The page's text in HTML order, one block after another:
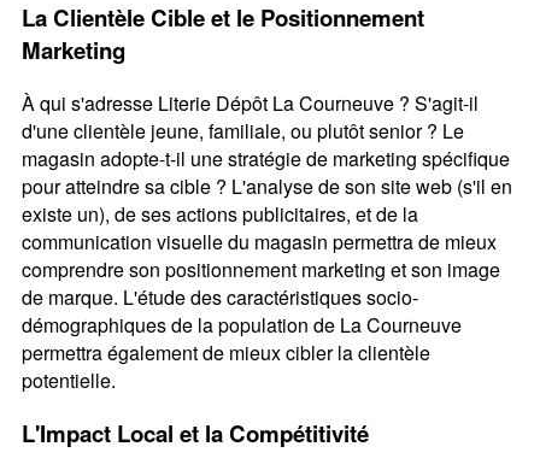
La Clientèle Cible et le Positionnement
Marketing
À qui s'adresse Literie Dépôt La Courneuve ? S'agit-il
d'une clientèle jeune, familiale, ou plutôt senior ? Le
magasin adopte-t-il une stratégie de marketing spécifique
pour atteindre sa cible ? L'analyse de son site web (s'il en
existe un), de ses actions publicitaires, et de la
communication visuelle du magasin permettra de mieux
comprendre son positionnement marketing et son image
de marque. L'étude des caractéristiques socio-
démographiques de la population de La Courneuve
permettra également de mieux cibler la clientèle
potentielle.
L'Impact Local et la Compétitivité